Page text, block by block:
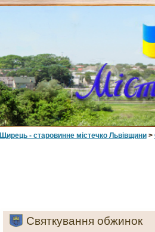
Щирець - старовинне мiстечко Львiвщини>
Святкування обжинок